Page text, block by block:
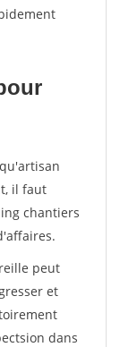
il faut
chantiers
peut
et
dans